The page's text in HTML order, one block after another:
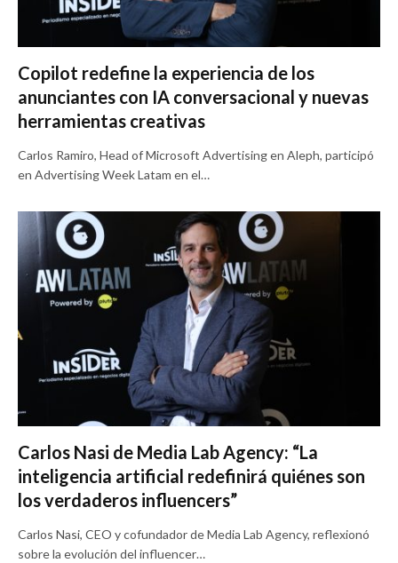
Copilot redefine la experiencia de los
anunciantes con IA conversacional y nuevas
herramientas creativas
Carlos Ramiro, Head of Microsoft Advertising en Aleph, participó
en Advertising Week Latam en el…
Carlos Nasi de Media Lab Agency: “La
inteligencia artificial redefinirá quiénes son
los verdaderos influencers”
Carlos Nasi, CEO y cofundador de Media Lab Agency, reflexionó
sobre la evolución del influencer…